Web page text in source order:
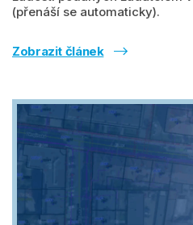
(přenáší se automaticky).
Zobrazit článek